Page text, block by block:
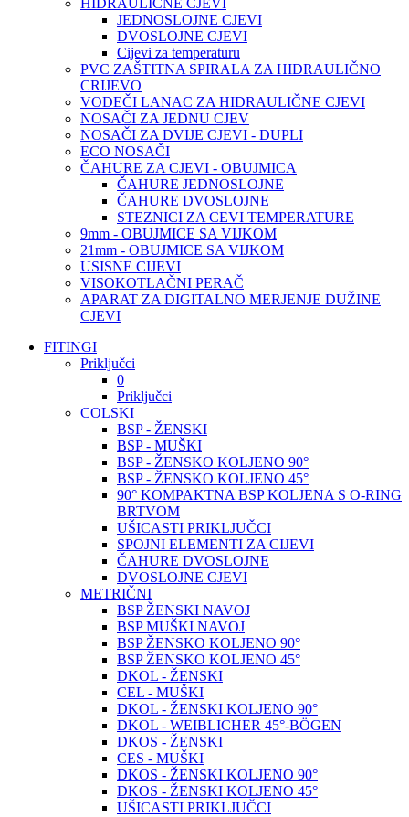
HIDRAULIČNE CJEVI
JEDNOSLOJNE CJEVI
DVOSLOJNE CJEVI
Cijevi za temperaturu
PVC ZAŠTITNA SPIRALA ZA HIDRAULIČNO
CRIJEVO
VODEČI LANAC ZA HIDRAULIČNE CJEVI
NOSAČI ZA JEDNU CJEV
NOSAČI ZA DVIJE CJEVI - DUPLI
ECO NOSAČI
ČAHURE ZA CJEVI - OBUJMICA
ČAHURE JEDNOSLOJNE
ČAHURE DVOSLOJNE
STEZNICI ZA CEVI TEMPERATURE
9mm - OBUJMICE SA VIJKOM
21mm - OBUJMICE SA VIJKOM
USISNE CIJEVI
VISOKOTLAČNI PERAČ
APARAT ZA DIGITALNO MERJENJE DUŽINE
CJEVI
FITINGI
Priključci
0
Priključci
COLSKI
BSP - ŽENSKI
BSP - MUŠKI
BSP - ŽENSKO KOLJENO 90°
BSP - ŽENSKO KOLJENO 45°
90° KOMPAKTNA BSP KOLJENA S O-RING
BRTVOM
UŠICASTI PRIKLJUČCI
SPOJNI ELEMENTI ZA CIJEVI
ČAHURE DVOSLOJNE
DVOSLOJNE CJEVI
METRIČNI
BSP ŽENSKI NAVOJ
BSP MUŠKI NAVOJ
BSP ŽENSKO KOLJENO 90°
BSP ŽENSKO KOLJENO 45°
DKOL - ŽENSKI
CEL - MUŠKI
DKOL - ŽENSKI KOLJENO 90°
DKOL - WEIBLICHER 45°-BÖGEN
DKOS - ŽENSKI
CES - MUŠKI
DKOS - ŽENSKI KOLJENO 90°
DKOS - ŽENSKI KOLJENO 45°
UŠICASTI PRIKLJUČCI